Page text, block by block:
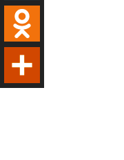
Twitter
Odnoklassniki